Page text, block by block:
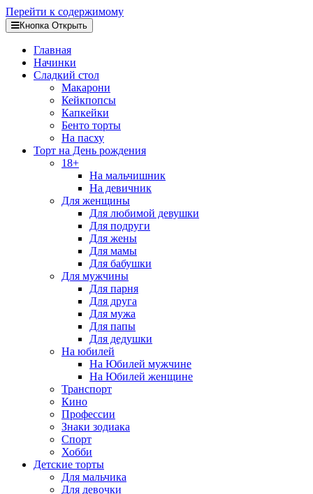
Перейти к содержимому
Кнопка Открыть
Главная
Начинки
Сладкий стол
Макарони
Кейкпопсы
Капкейки
Бенто торты
На пасху
Торт на День рождения
18+
На мальчишник
На девичник
Для женщины
Для любимой девушки
Для подруги
Для жены
Для мамы
Для бабушки
Для мужчины
Для парня
Для друга
Для мужа
Для папы
Для дедушки
На юбилей
На Юбилей мужчине
На Юбилей женщине
Транспорт
Кино
Профессии
Знаки зодиака
Спорт
Хобби
Детские торты
Для мальчика
Для девочки